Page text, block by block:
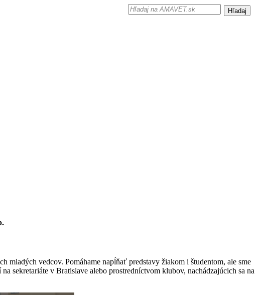
mladých vedcov. Pomáhame napĺňať predstavy žiakom i študentom, ale sme
sekretariáte v Bratislave alebo prostredníctvom klubov, nachádzajúcich sa na